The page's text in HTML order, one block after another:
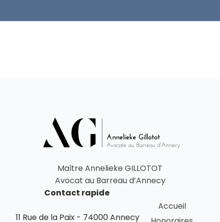
Maître Annelieke GILLOTOT
Avocat au Barreau d’Annecy
Contact rapide
11 Rue de la Paix - 74000 Annecy
Accueil